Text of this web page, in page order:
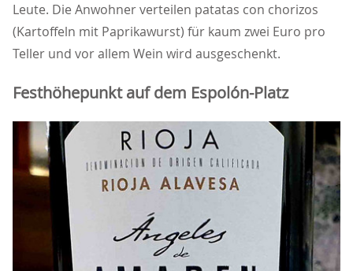
Leute. Die Anwohner verteilen patatas con chorizos
(Kartoffeln mit Paprikawurst) für kaum zwei Euro pro
Teller und vor allem Wein wird ausgeschenkt.
Festhöhepunkt auf dem Espolón-Platz